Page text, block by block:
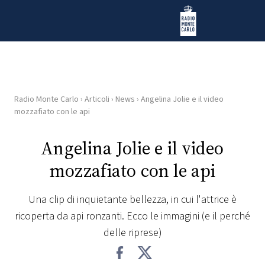
Radio Monte Carlo
HOME
RADIO
PLAYLIST
Radio Monte Carlo › Articoli › News › Angelina Jolie e il video
mozzafiato con le api
Angelina Jolie e il video
mozzafiato con le api
Una clip di inquietante bellezza, in cui l'attrice è
ricoperta da api ronzanti. Ecco le immagini (e il perché
delle riprese)